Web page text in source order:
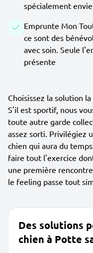
spécialement
Emprunte Mon
ce sont des
avec soin. Seule
présente
Choisissez la solution
S'il est sportif, nous
toute autre garde
assez sorti. Privilégiez
chien qui aura du
faire tout l'exercice
une première
le feeling passe tout
Des solutions
chien à Potte